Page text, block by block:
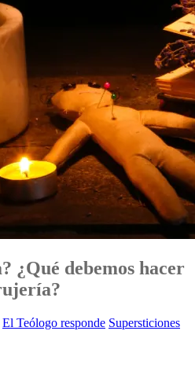
¿Qué debemos hacer
El Teólogo responde Supersticiones